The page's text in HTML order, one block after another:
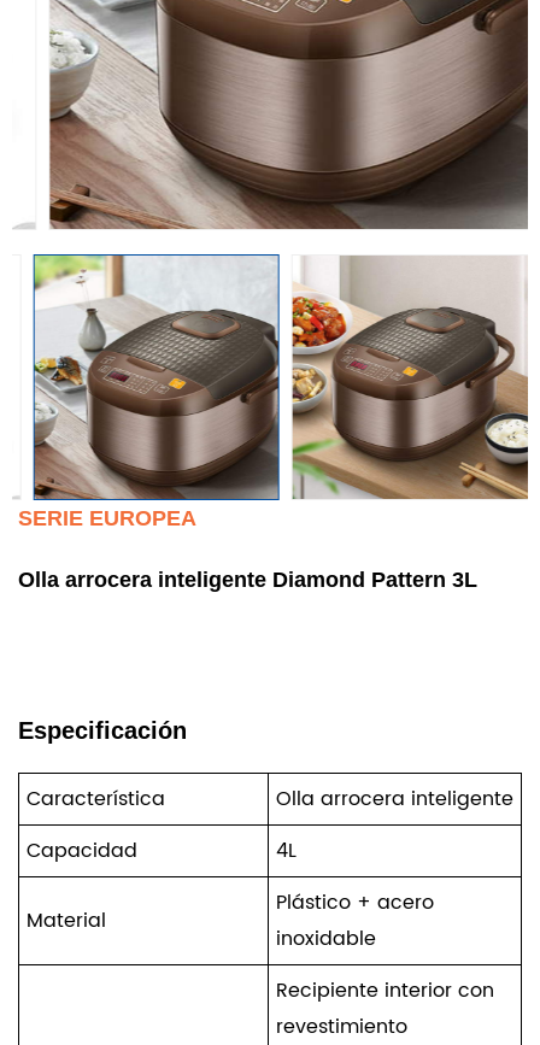
SERIE EUROPEA
Olla arrocera inteligente Diamond Pattern 3L
Especificación
Característica
Olla arrocera inteligente
Capacidad
4L
Material
Plástico + acero
inoxidable
Recipiente interior con
revestimiento